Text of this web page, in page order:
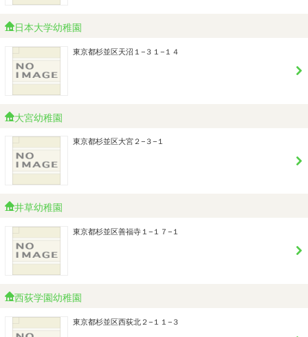
日本大学幼稚園
東京都杉並区天沼１−３１−１４
大宮幼稚園
東京都杉並区大宮２−３−１
井草幼稚園
東京都杉並区善福寺１−１７−１
西荻学園幼稚園
東京都杉並区西荻北２−１１−３